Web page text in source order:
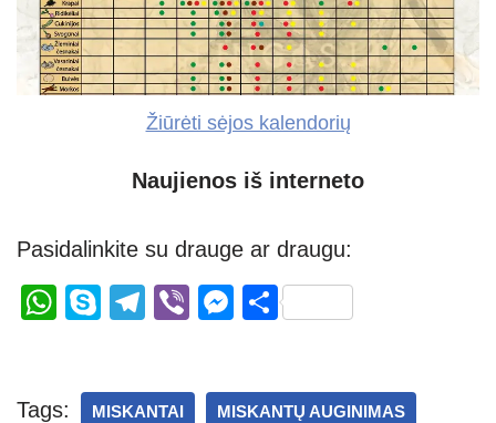
Žiūrėti sėjos kalendorių
Naujienos iš interneto
Pasidalinkite su drauge ar draugu:
W
s
S
e
T
gr
Vi
M
e
S
e
Tags: MISKANTAI MISKANTŲ AUGINIMAS